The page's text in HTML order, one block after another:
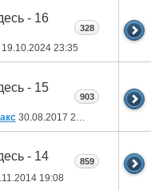
- 16
19.10.2024 23:35
328
- 15
30.08.2017 20:08
903
- 14
19:08
859